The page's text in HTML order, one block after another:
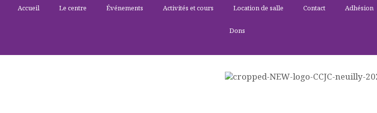
Accueil Le centre Événements Activités et cours Location de salle Contact Adhésion
Dons
COURS
LOCATION DE